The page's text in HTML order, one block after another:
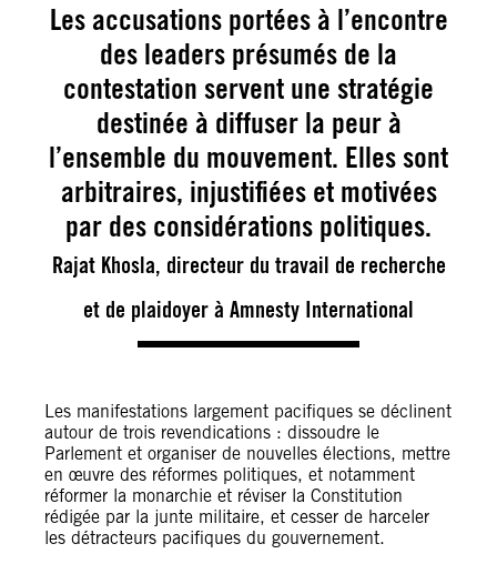
Les accusations portées à l’encontre
des leaders présumés de la
contestation servent une stratégie
destinée à diffuser la peur à
l’ensemble du mouvement. Elles sont
arbitraires, injustifiées et motivées
par des considérations politiques.
Rajat Khosla, directeur du travail de recherche
et de plaidoyer à Amnesty International
Les manifestations largement pacifiques se déclinent
autour de trois revendications : dissoudre le
Parlement et organiser de nouvelles élections, mettre
en œuvre des réformes politiques, et notamment
réformer la monarchie et réviser la Constitution
rédigée par la junte militaire, et cesser de harceler
les détracteurs pacifiques du gouvernement.